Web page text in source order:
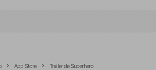
App Store Trailer de Superhero